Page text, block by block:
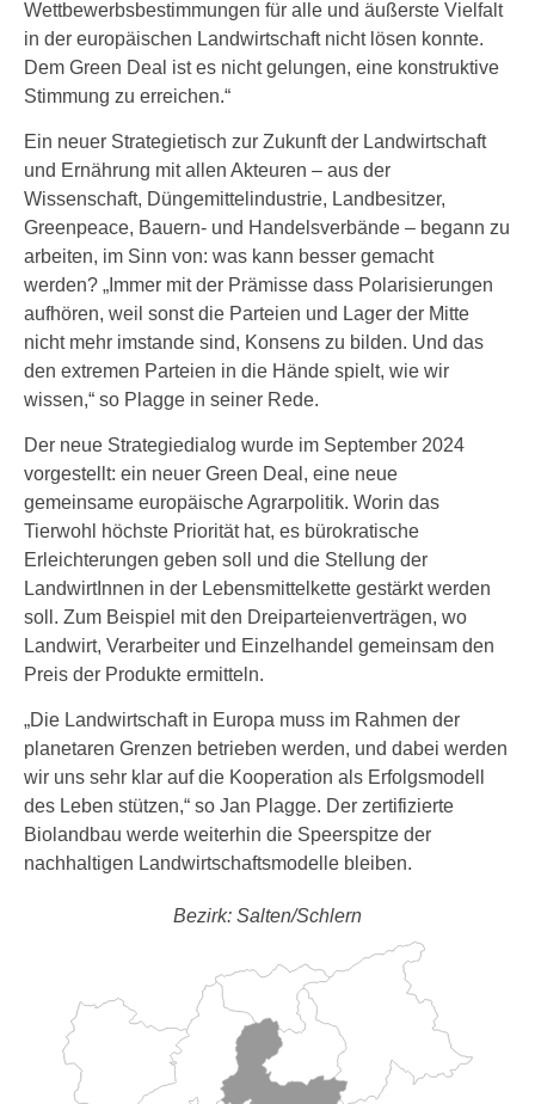
Wettbewerbsbestimmungen für alle und äußerste Vielfalt
in der europäischen Landwirtschaft nicht lösen konnte.
Dem Green Deal ist es nicht gelungen, eine konstruktive
Stimmung zu erreichen.“
Ein neuer Strategietisch zur Zukunft der Landwirtschaft
und Ernährung mit allen Akteuren – aus der
Wissenschaft, Düngemittelindustrie, Landbesitzer,
Greenpeace, Bauern- und Handelsverbände – begann zu
arbeiten, im Sinn von: was kann besser gemacht
werden? „Immer mit der Prämisse dass Polarisierungen
aufhören, weil sonst die Parteien und Lager der Mitte
nicht mehr imstande sind, Konsens zu bilden. Und das
den extremen Parteien in die Hände spielt, wie wir
wissen,“ so Plagge in seiner Rede.
Der neue Strategiedialog wurde im September 2024
vorgestellt: ein neuer Green Deal, eine neue
gemeinsame europäische Agrarpolitik. Worin das
Tierwohl höchste Priorität hat, es bürokratische
Erleichterungen geben soll und die Stellung der
LandwirtInnen in der Lebensmittelkette gestärkt werden
soll. Zum Beispiel mit den Dreiparteienverträgen, wo
Landwirt, Verarbeiter und Einzelhandel gemeinsam den
Preis der Produkte ermitteln.
„Die Landwirtschaft in Europa muss im Rahmen der
planetaren Grenzen betrieben werden, und dabei werden
wir uns sehr klar auf die Kooperation als Erfolgsmodell
des Leben stützen,“ so Jan Plagge. Der zertifizierte
Biolandbau werde weiterhin die Speerspitze der
nachhaltigen Landwirtschaftsmodelle bleiben.
Bezirk: Salten/Schlern